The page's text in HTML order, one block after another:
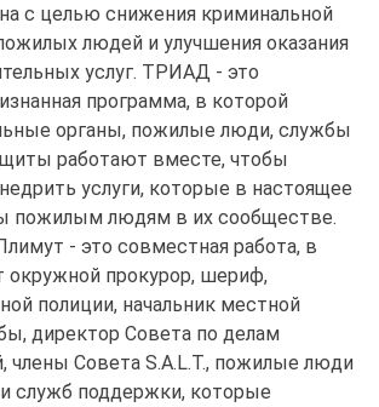
с целью снижения криминальной
людей и улучшения оказания
услуг. ТРИАД - это
программа, в которой
органы, пожилые люди, службы
работают вместе, чтобы
услуги, которые в настоящее
пожилым людям в их сообществе.
- это совместная работа, в
окружной прокурор, шериф,
полиции, начальник местной
директор Совета по делам
Совета S.A.L.T., пожилые люди
служб поддержки, которые